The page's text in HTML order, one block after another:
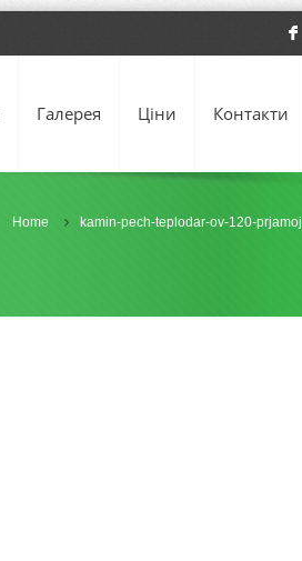
F
Галерея Ціни Контакти
Home kamin-pech-teplodar-ov-120-prjamoj